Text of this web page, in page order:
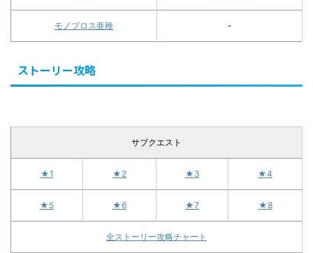
モノブロス亜種 -
ストーリー攻略
サブクエスト
★1 ★2 ★3 ★4
★5 ★6 ★7 ★8
全ストーリー攻略チャート